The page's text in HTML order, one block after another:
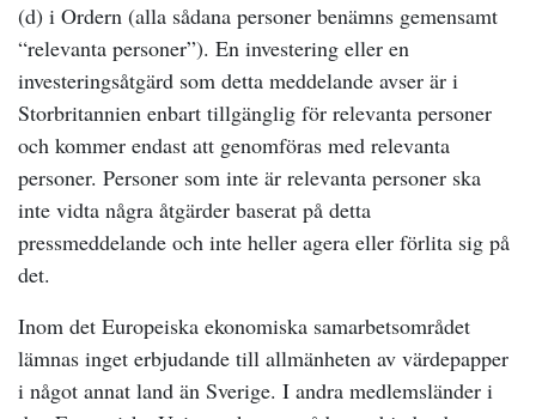
(d) i Ordern (alla sådana personer benämns gemensamt
“relevanta personer”). En investering eller en
investeringsåtgärd som detta meddelande avser är i
Storbritannien enbart tillgänglig för relevanta personer
och kommer endast att genomföras med relevanta
personer. Personer som inte är relevanta personer ska
inte vidta några åtgärder baserat på detta
pressmeddelande och inte heller agera eller förlita sig på
det.
Inom det Europeiska ekonomiska samarbetsområdet
lämnas inget erbjudande till allmänheten av värdepapper
i något annat land än Sverige. I andra medlemsländer i